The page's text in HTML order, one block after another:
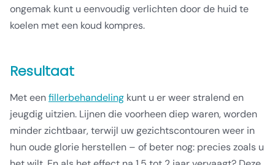
ongemak kunt u eenvoudig verlichten door de huid te
koelen met een koud kompres.
Resultaat
Met eenfillerbehandeling kunt u er weer stralend en
jeugdig uitzien. Lijnen die voorheen diep waren, worden
minder zichtbaar, terwijl uw gezichtscontouren weer in
hun oude glorie herstellen – of beter nog: precies zoals u